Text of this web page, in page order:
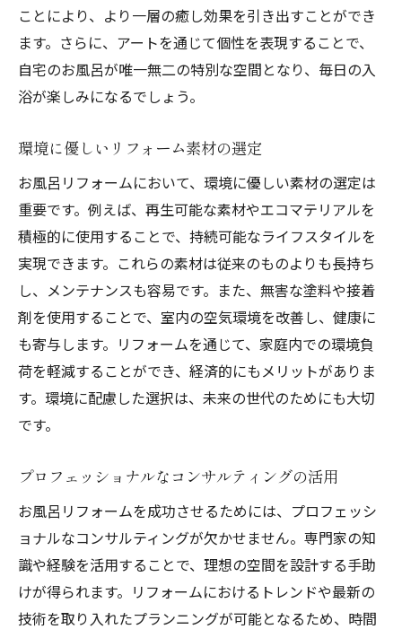
ことにより、より一層の癒し効果を引き出すことができ
ます。さらに、アートを通じて個性を表現することで、
自宅のお風呂が唯一無二の特別な空間となり、毎日の入
浴が楽しみになるでしょう。
環境に優しいリフォーム素材の選定
お風呂リフォームにおいて、環境に優しい素材の選定は
重要です。例えば、再生可能な素材やエコマテリアルを
積極的に使用することで、持続可能なライフスタイルを
実現できます。これらの素材は従来のものよりも長持ち
し、メンテナンスも容易です。また、無害な塗料や接着
剤を使用することで、室内の空気環境を改善し、健康に
も寄与します。リフォームを通じて、家庭内での環境負
荷を軽減することができ、経済的にもメリットがありま
す。環境に配慮した選択は、未来の世代のためにも大切
です。
プロフェッショナルなコンサルティングの活用
お風呂リフォームを成功させるためには、プロフェッシ
ョナルなコンサルティングが欠かせません。専門家の知
識や経験を活用することで、理想の空間を設計する手助
けが得られます。リフォームにおけるトレンドや最新の
技術を取り入れたプランニングが可能となるため、時間